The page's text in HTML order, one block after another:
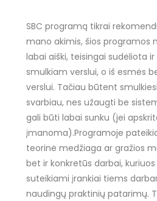
SBC programą tikrai
mano akimis, šios programos
labai aiški, teisingai sudėliota
smulkiam verslui, o iš esmės
verslui. Tačiau būtent
svarbiau, nes užaugti be
gali būti labai sunku (jei
įmanoma).Programoje
teorinė medžiaga ar gražios
bet ir konkretūs darbai,
suteikiami įrankiai tiems
naudingų praktinių patarimų.